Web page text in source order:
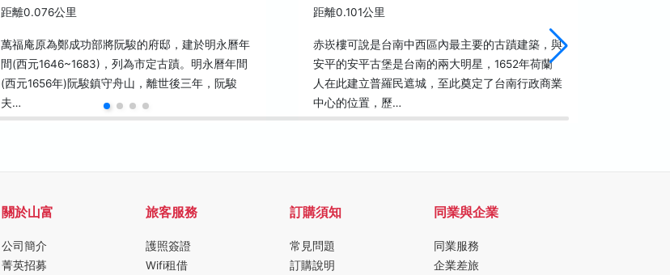
距離0.076公里
萬福庵原為鄭成功部將阮駿的府邸，建於明永曆年
間(西元1646~1683)，列為市定古蹟。明永曆年間
(西元1656年)阮駿鎮守舟山，離世後三年，阮駿
夫…
距離0.101公里
赤崁樓可說是台南中西區內最主要的古蹟建築，與
安平的安平古堡是台南的兩大明星，1652年荷蘭
人在此建立普羅民遮城，至此奠定了台南行政商業
中心的位置，歷…
關於山富
公司簡介
菁英招募
旅客服務
護照簽證
Wifi租借
訂購須知
常見問題
訂購說明
同業與企業
同業服務
企業差旅